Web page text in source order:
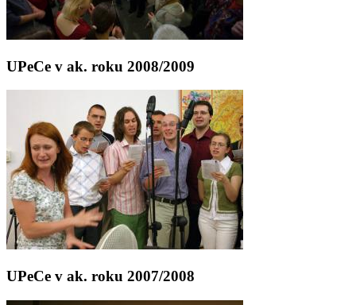
UPeCe v ak. roku 2008/2009
UPeCe v ak. roku 2007/2008